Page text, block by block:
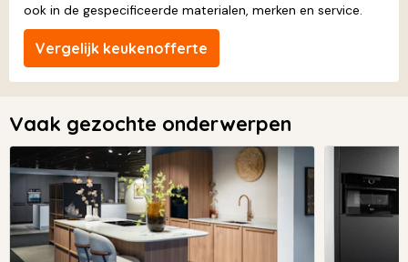
ook in de gespecificeerde materialen, merken en service.
Vergelijk keukenofferte
Vaak gezochte onderwerpen